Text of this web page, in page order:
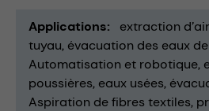
Applications extraction d’air
tuyau évacuation des eaux
Automatisation et robotique
poussières eaux usées
Aspiration de fibres textiles